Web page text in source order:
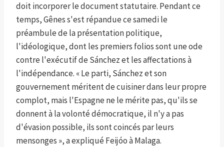
doit incorporer le document statutaire. Pendant ce
temps, Gênes s'est répandue ce samedi le
préambule de la présentation politique,
l'idéologique, dont les premiers folios sont une ode
contre l'exécutif de Sánchez et les affectations à
l'indépendance. « Le parti, Sánchez et son
gouvernement méritent de cuisiner dans leur propre
complot, mais l'Espagne ne le mérite pas, qu'ils se
donnent à la volonté démocratique, il n'y a pas
d'évasion possible, ils sont coincés par leurs
mensonges », a expliqué Feijóo à Malaga.